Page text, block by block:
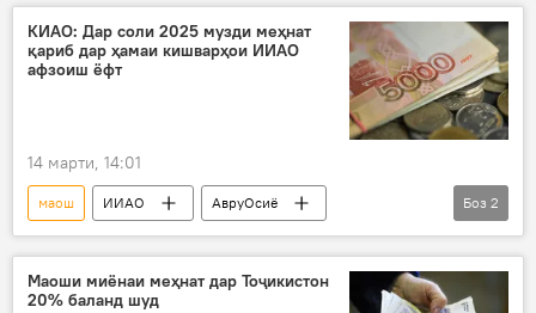
КИАО: Дар соли 2025 музди меҳнат
қариб дар ҳамаи кишварҳои ИИАО
афзоиш ёфт
14 марти, 14:01
маош ИИАО
АвруОсиё
музди меҳнат
Иқтисод
Боз 2
Маоши миёнаи меҳнат дар Тоҷикистон
20% баланд шуд